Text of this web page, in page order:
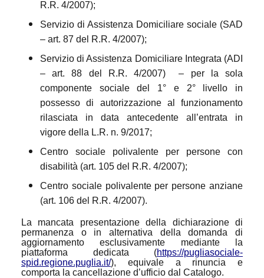
R.R. 4/2007);
Servizio di Assistenza Domiciliare sociale (SAD
– art. 87 del R.R. 4/2007);
Servizio di Assistenza Domiciliare Integrata (ADI
– art. 88 del R.R. 4/2007) – per la sola
componente sociale del 1° e 2° livello in
possesso di autorizzazione al funzionamento
rilasciata in data antecedente all’entrata in
vigore della L.R. n. 9/2017;
Centro sociale polivalente per persone con
disabilità (art. 105 del R.R. 4/2007);
Centro sociale polivalente per persone anziane
(art. 106 del R.R. 4/2007).
La mancata presentazione della dichiarazione di
permanenza o in alternativa della domanda di
aggiornamento esclusivamente mediante la
piattaforma dedicata (https://pugliasociale-
spid.regione.puglia.it/), equivale a rinuncia e
comporta la cancellazione d’ufficio dal Catalogo.